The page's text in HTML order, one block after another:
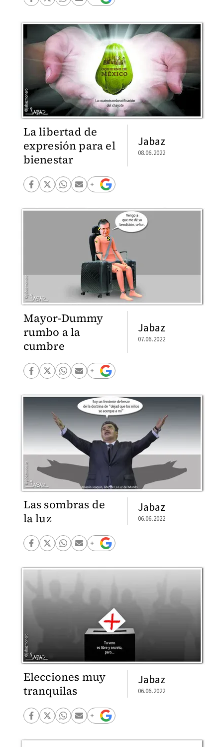
La libertad de
expresión para el
bienestar
Jabaz
08.06.2022
Mayor-Dummy
rumbo a la
cumbre
Jabaz
07.06.2022
Las sombras de
la luz
Jabaz
06.06.2022
Elecciones muy
tranquilas
Jabaz
06.06.2022